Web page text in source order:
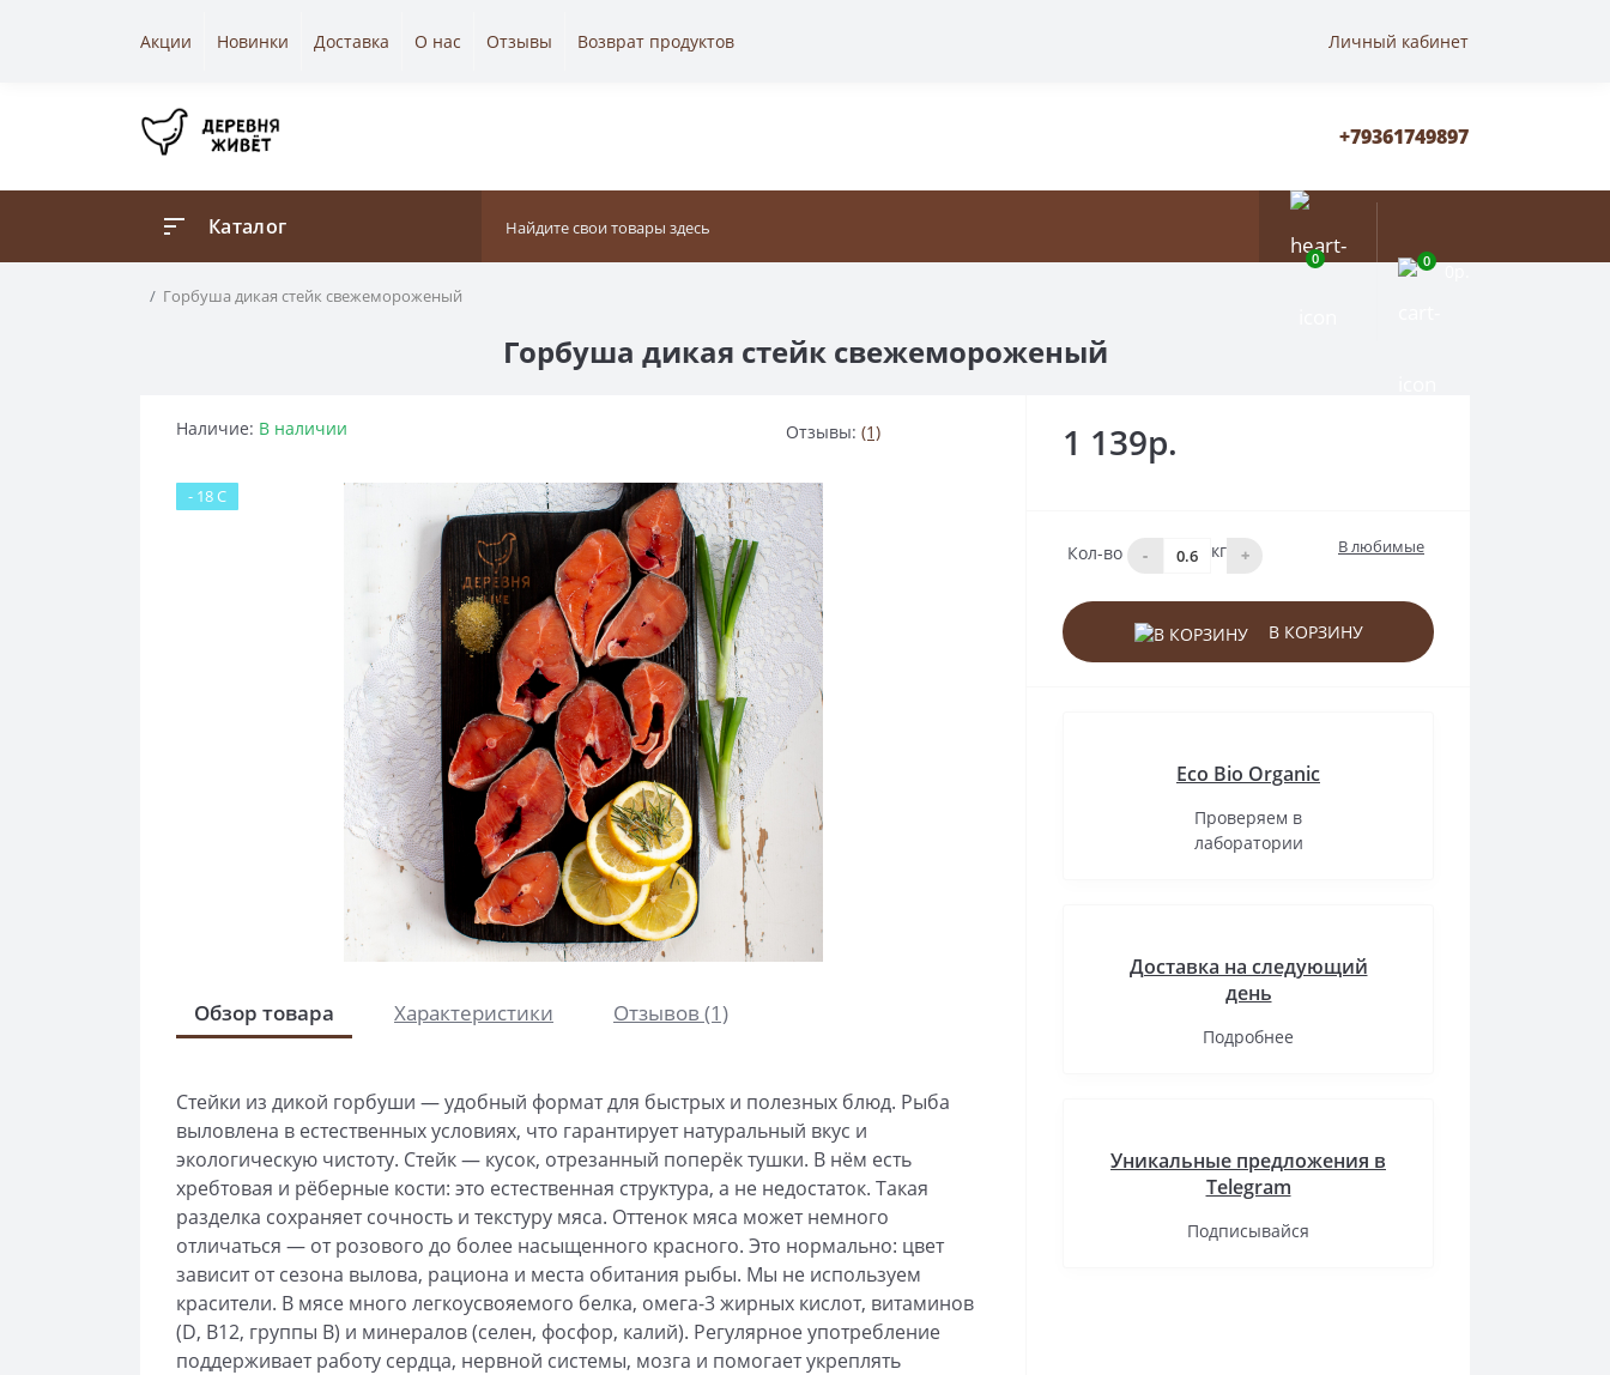
Акции Новинки Доставка О нас Отзывы Возврат продуктов Личный кабинет
+79361749897
Каталог
0 0
Горбуша дикая стейк свежемороженый
Горбуша дикая стейк свежемороженый
Наличие: В наличии Отзывы: (1)
- 18 C
Обзор товара Характеристики Отзывов (1)
Стейки из дикой горбуши — удобный формат для быстрых и полезных блюд. Рыба
выловлена в естественных условиях, что гарантирует натуральный вкус и
экологическую чистоту. Стейк — кусок, отрезанный поперёк тушки. В нём есть
хребтовая и рёберные кости: это естественная структура, а не недостаток. Такая
разделка сохраняет сочность и текстуру мяса. Оттенок мяса может немного
отличаться — от розового до более насыщенного красного. Это нормально: цвет
зависит от сезона вылова, рациона и места обитания рыбы. Мы не используем
красители. В мясе много легкоусвояемого белка, омега-3 жирных кислот, витаминов
(D, B12, группы B) и минералов (селен, фосфор, калий). Регулярное употребление
поддерживает работу сердца, нервной системы, мозга и помогает укреплять
1 139р.
Кол-во - кг + В любимые
В КОРЗИНУ
Eco Bio Organic
Проверяем в
лаборатории
Доставка на следующий
день
Подробнее
Уникальные предложения в
Telegram
Подписывайся